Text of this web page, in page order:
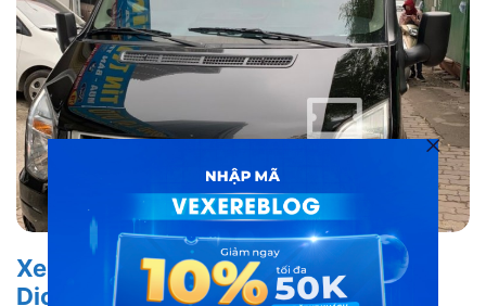
Xe limousine Nhật Nam đi Tam Đảo:
Dịch vụ xe cao cấp hạng sang